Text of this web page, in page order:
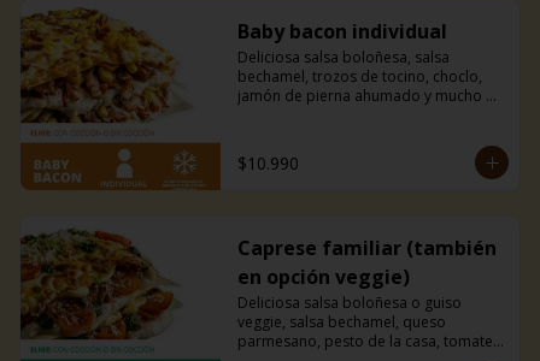
Baby bacon individual
Deliciosa salsa boloñesa, salsa
bechamel, trozos de tocino, choclo,
jamón de pierna ahumado y mucho
$10.990
Caprese familiar (también
en opción veggie)
Deliciosa salsa boloñesa o guiso
veggie, salsa bechamel, queso
parmesano, pesto de la casa, tomates